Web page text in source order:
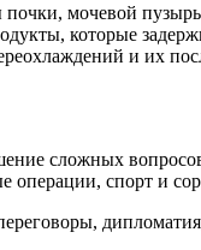
почки, мочевой
которые
и их
сложных
операции, спорт и